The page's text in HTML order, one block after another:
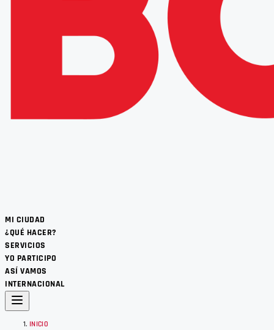
MI CIUDAD
¿QUÉ HACER?
SERVICIOS
YO PARTICIPO
ASÍ VAMOS
INTERNACIONAL
INICIO